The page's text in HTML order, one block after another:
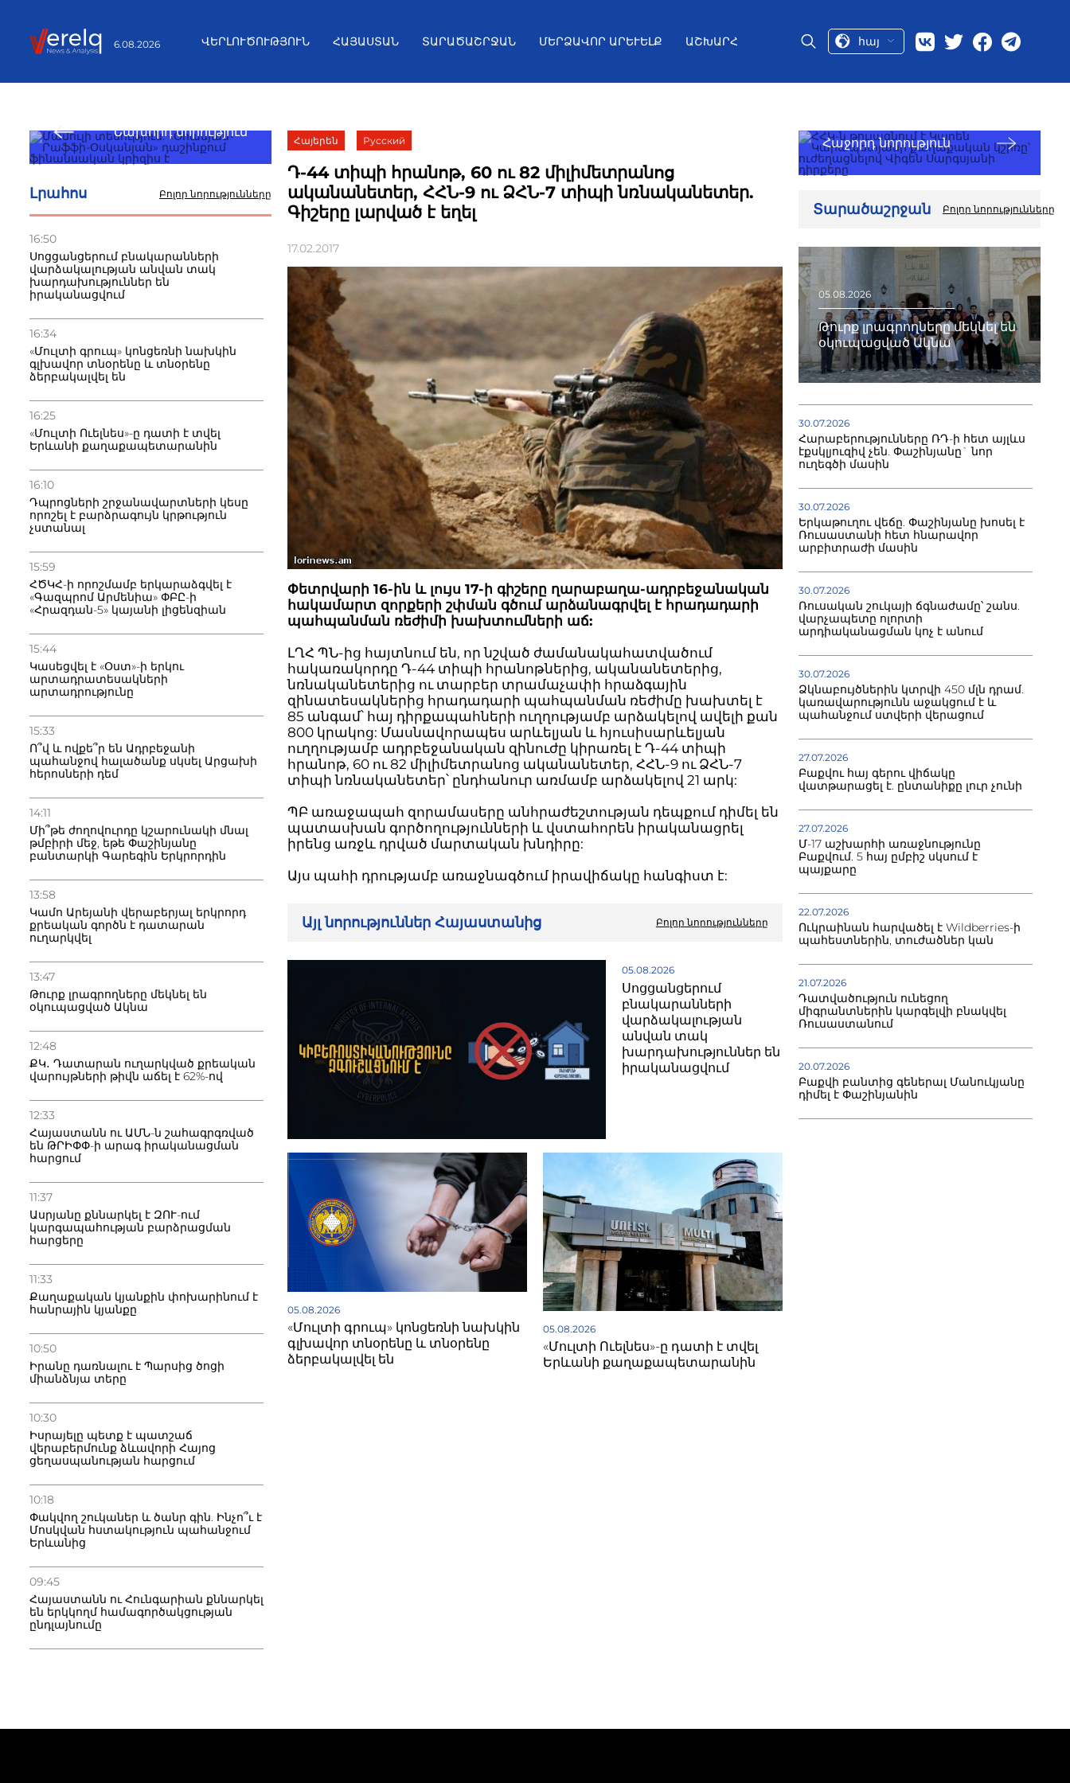
6.08.2026 ՎԵՐԼՈՒԾՈՒԹՅՈՒՆ ՀԱՅԱՍՏԱՆ ՏԱՐԱԾԱՇՐՋԱՆ ՄԵՐՁԱՎՈՐ ԱՐԵՒԵԼՔ ԱՇԽԱՐՀ հայ
Նախորդ նորություն
Լրահոս Բոլոր նորությունները
16:50
Սոցցանցերում բնակարանների
վարձակալության անվան տակ
խարդախություններ են
իրականացվում
16:34
«Մուլտի գրուպ» կոնցեռնի նախկին
գլխավոր տնօրենը և տնօրենը
ձերբակալվել են
16:25
«Մուլտի Ուելնես»-ը դատի է տվել
Երևանի քաղաքապետարանին
16:10
Դպրոցների շրջանավարտների կեսը
որոշել է բարձրագույն կրթություն
չստանալ
15:59
ՀԾԿՀ-ի որոշմամբ երկարաձգվել է
«Գազպրոմ Արմենիա» ՓԲԸ-ի
«Հրազդան-5» կայանի լիցենզիան
15:44
Կասեցվել է «Օստ»-ի երկու
արտադրատեսակների
արտադրությունը
15:33
Ո՞վ և ովքե՞ր են Ադրբեջանի
պահանջով հալածանք սկսել Արցախի
հերոսների դեմ
14:11
Մի՞թե ժողովուրդը կշարունակի մնալ
թմբիրի մեջ, եթե Փաշինյանը
բանտարկի Գարեգին Երկրորդին
13:58
Կամո Արեյանի վերաբերյալ երկրորդ
քրեական գործն է դատարան
ուղարկվել
13:47
Թուրք լրագրողները մեկնել են
օկուպացված Ակնա
12:48
ՔԿ․ Դատարան ուղարկված քրեական
վարույթների թիվն աճել է 62%-ով
12:33
Հայաստանն ու ԱՄՆ-ն շահագրգռված
են ԹՐԻՓՓ-ի արագ իրականացման
հարցում
11:37
Ասրյանը քննարկել է ԶՈՒ-ում
կարգապահության բարձրացման
հարցերը
11:33
Քաղաքական կյանքին փոխարինում է
հանրային կյանքը
10:50
Իրանը դառնալու է Պարսից ծոցի
միանձնյա տերը
10:30
Իսրայելը պետք է պատշաճ
վերաբերմունք ձևավորի Հայոց
ցեղասպանության հարցում
10:18
Փակվող շուկաներ և ծանր գին. Ինչո՞ւ է
Մոսկվան հստակություն պահանջում
Երևանից
09:45
Հայաստանն ու Հունգարիան քննարկել
են երկկողմ համագործակցության
ընդլայնումը
Հայերեն Русский
Դ-44 տիպի հրանոթ, 60 ու 82 միլիմետրանոց
ականանետեր, ՀՀՆ-9 ու ՁՀՆ-7 տիպի նռնականետեր.
Գիշերը լարված է եղել
17.02.2017
Փետրվարի 16-ին և լույս 17-ի գիշերը ղարաբաղա-ադրբեջանական
հակամարտ զորքերի շփման գծում արձանագրվել է հրադադարի
պահպանման ռեժիմի խախտումների աճ:
ԼՂՀ ՊՆ-ից հայտնում են, որ նշված ժամանակահատվածում
հակառակորդը Դ-44 տիպի հրանոթներից, ականանետերից,
նռնականետերից ու տարբեր տրամաչափի հրաձգային
զինատեսակներից հրադադարի պահպանման ռեժիմը խախտել է
85 անգամ՝ հայ դիրքապահների ուղղությամբ արձակելով ավելի քան
800 կրակոց: Մասնավորապես արևելյան և հյուսիսարևելյան
ուղղությամբ ադրբեջանական զինուժը կիրառել է Դ-44 տիպի
հրանոթ, 60 ու 82 միլիմետրանոց ականանետեր, ՀՀՆ-9 ու ՁՀՆ-7
տիպի նռնականետեր՝ ընդհանուր առմամբ արձակելով 21 արկ:
ՊԲ առաջապահ զորամասերը անհրաժեշտության դեպքում դիմել են
պատասխան գործողությունների և վստահորեն իրականացրել
իրենց առջև դրված մարտական խնդիրը:
Այս պահի դրությամբ առաջնագծում իրավիճակը հանգիստ է:
Այլ նորություններ Հայաստանից Բոլոր նորությունները
05.08.2026
Սոցցանցերում
բնակարանների
վարձակալության
անվան տակ
խարդախություններ են
իրականացվում
05.08.2026
«Մուլտի գրուպ» կոնցեռնի նախկին
գլխավոր տնօրենը և տնօրենը
ձերբակալվել են
05.08.2026
«Մուլտի Ուելնես»-ը դատի է տվել
Երևանի քաղաքապետարանին
Հաջորդ նորություն
Տարածաշրջան Բոլոր նորությունները
05.08.2026
Թուրք լրագրողները մեկնել են
օկուպացված Ակնա
30.07.2026
Հարաբերությունները ՌԴ-ի հետ այլևս
էքսկլյուզիվ չեն. Փաշինյանը` նոր
ուղեգծի մասին
30.07.2026
Երկաթուղու վեճը. Փաշինյանը խոսել է
Ռուսաստանի հետ հնարավոր
արբիտրաժի մասին
30.07.2026
Ռուսական շուկայի ճգնաժամը՝ շանս.
վարչապետը ոլորտի
արդիականացման կոչ է անում
30.07.2026
Ձկնաբույծներին կտրվի 450 մլն դրամ.
կառավարությունն աջակցում է և
պահանջում ստվերի վերացում
27.07.2026
Բաքվու հայ գերու վիճակը
վատթարացել է. ընտանիքը լուր չունի
27.07.2026
Մ-17 աշխարհի առաջնությունը
Բաքվում. 5 հայ ըմբիշ սկսում է
պայքարը
22.07.2026
Ուկրաինան հարվածել է Wildberries-ի
պահեստներին, տուժածներ կան
21.07.2026
Դատվածություն ունեցող
միգրանտներին կարգելվի բնակվել
Ռուսաստանում
20.07.2026
Բաքվի բանտից գեներալ Մանուկյանը
դիմել է Փաշինյանին